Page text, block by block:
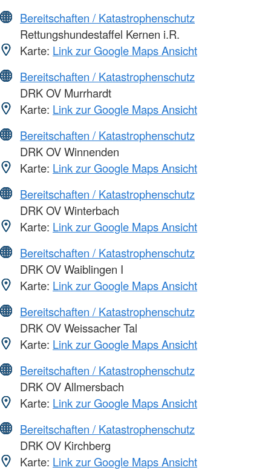
Bereitschaften / Katastrophenschutz
Rettungshundestaffel Kernen i.R.
Karte: Link zur Google Maps Ansicht
Bereitschaften / Katastrophenschutz
DRK OV Murrhardt
Karte: Link zur Google Maps Ansicht
Bereitschaften / Katastrophenschutz
DRK OV Winnenden
Karte: Link zur Google Maps Ansicht
Bereitschaften / Katastrophenschutz
DRK OV Winterbach
Karte: Link zur Google Maps Ansicht
Bereitschaften / Katastrophenschutz
DRK OV Waiblingen I
Karte: Link zur Google Maps Ansicht
Bereitschaften / Katastrophenschutz
DRK OV Weissacher Tal
Karte: Link zur Google Maps Ansicht
Bereitschaften / Katastrophenschutz
DRK OV Allmersbach
Karte: Link zur Google Maps Ansicht
Bereitschaften / Katastrophenschutz
DRK OV Kirchberg
Karte: Link zur Google Maps Ansicht